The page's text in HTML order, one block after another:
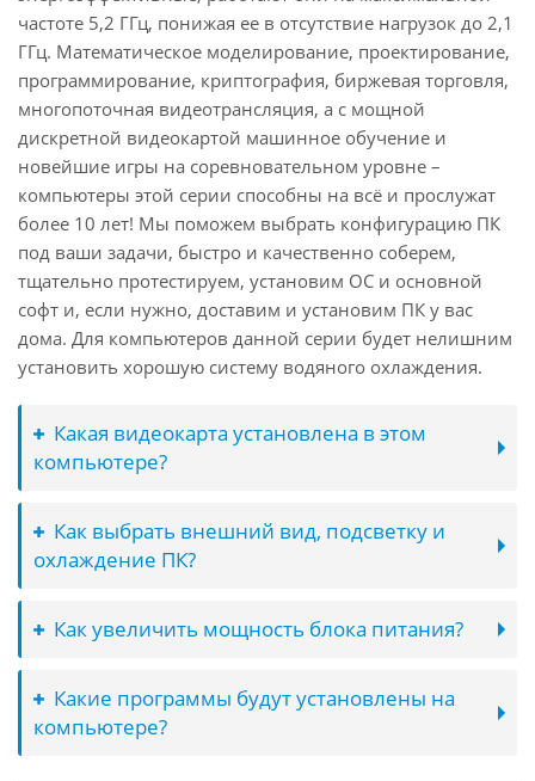
частоте 5,2 ГГц, понижая ее в отсутствие нагрузок до 2,1
ГГц. Математическое моделирование, проектирование,
программирование, криптография, биржевая торговля,
многопоточная видеотрансляция, а с мощной
дискретной видеокартой машинное обучение и
новейшие игры на соревновательном уровне –
компьютеры этой серии способны на всё и прослужат
более 10 лет! Мы поможем выбрать конфигурацию ПК
под ваши задачи, быстро и качественно соберем,
тщательно протестируем, установим ОС и основной
софт и, если нужно, доставим и установим ПК у вас
дома. Для компьютеров данной серии будет нелишним
установить хорошую систему водяного охлаждения.
Какая видеокарта установлена в этом
компьютере?
Как выбрать внешний вид, подсветку и
охлаждение ПК?
Как увеличить мощность блока питания?
Какие программы будут установлены на
компьютере?